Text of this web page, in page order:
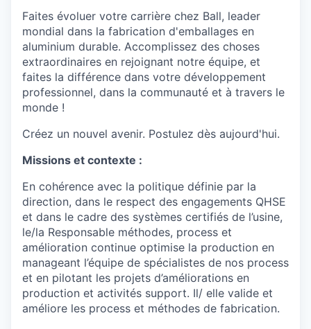
Faites évoluer votre carrière chez Ball, leader
mondial dans la fabrication d'emballages en
aluminium durable. Accomplissez des choses
extraordinaires en rejoignant notre équipe, et
faites la différence dans votre développement
professionnel, dans la communauté et à travers le
monde !
Créez un nouvel avenir. Postulez dès aujourd'hui.
Missions et contexte :
En cohérence avec la politique définie par la
direction, dans le respect des engagements QHSE
et dans le cadre des systèmes certifiés de l’usine,
le/la Responsable méthodes, process et
amélioration continue optimise la production en
manageant l’équipe de spécialistes de nos process
et en pilotant les projets d’améliorations en
production et activités support. Il/ elle valide et
améliore les process et méthodes de fabrication.